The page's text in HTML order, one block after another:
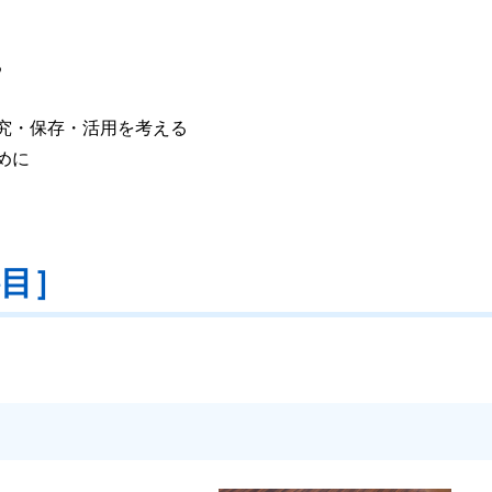
・保存・活用を考える
に
］